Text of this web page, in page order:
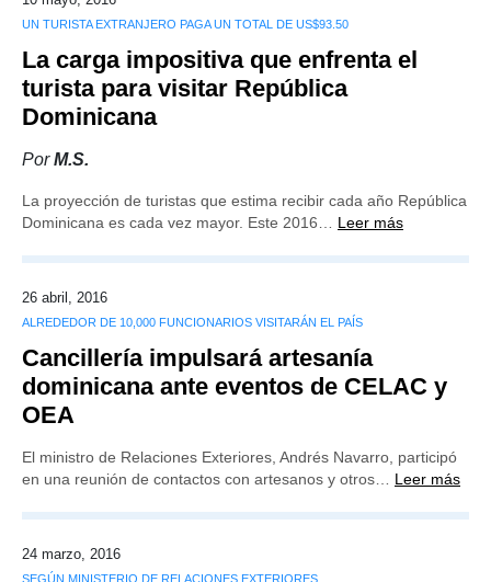
UN TURISTA EXTRANJERO PAGA UN TOTAL DE US$93.50
La carga impositiva que enfrenta el
turista para visitar República
Dominicana
PorM.S.
La proyección de turistas que estima recibir cada año República
Dominicana es cada vez mayor. Este 2016… Leer más
26 abril, 2016
ALREDEDOR DE 10,000 FUNCIONARIOS VISITARÁN EL PAÍS
Cancillería impulsará artesanía
dominicana ante eventos de CELAC y
OEA
El ministro de Relaciones Exteriores, Andrés Navarro, participó
en una reunión de contactos con artesanos y otros… Leer más
24 marzo, 2016
SEGÚN MINISTERIO DE RELACIONES EXTERIORES